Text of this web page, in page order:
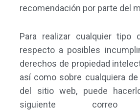
recomendación por parte del
Para realizar cualquier tipo
respecto a posibles
derechos de propiedad
así como sobre cualquiera
del sitio web, puede
siguiente correo